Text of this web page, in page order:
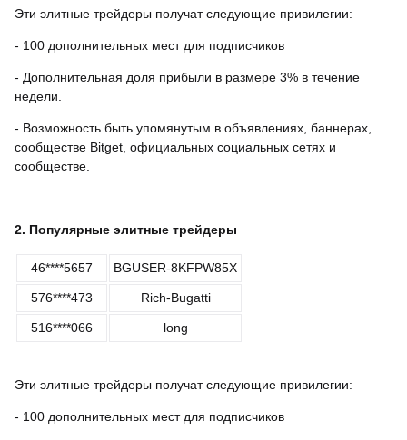
Эти элитные трейдеры получат следующие привилегии:
- 100 дополнительных мест для подписчиков
- Дополнительная доля прибыли в размере 3% в течение
недели.
- Возможность быть упомянутым в объявлениях, баннерах,
сообществе Bitget, официальных социальных сетях и
сообществе.
2. Популярные элитные трейдеры
46****5657 BGUSER-8KFPW85X
576****473 Rich-Bugatti
516****066 long
Эти элитные трейдеры получат следующие привилегии:
- 100 дополнительных мест для подписчиков